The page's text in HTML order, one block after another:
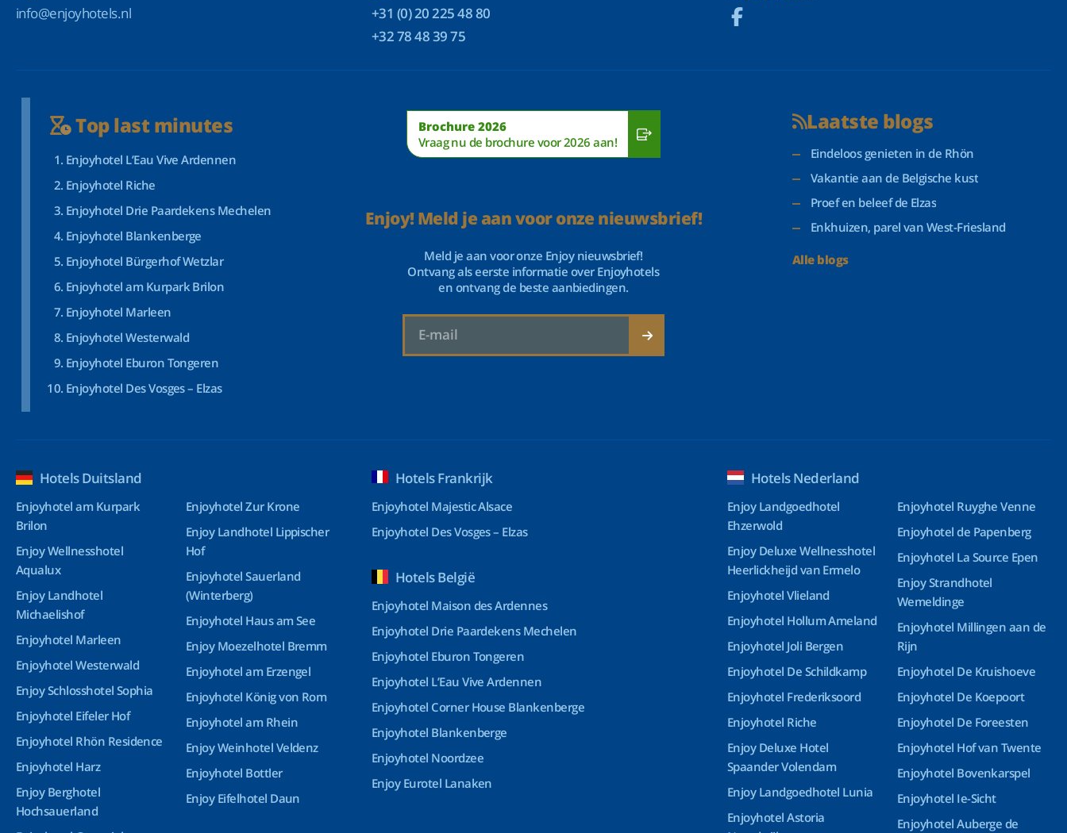
info@enjoyhotels.nl
+31 (0) 20 225 48 80
+32 78 48 39 75
Top last minutes
Enjoyhotel L’Eau Vive Ardennen
Enjoyhotel Riche
Enjoyhotel Drie Paardekens Mechelen
Enjoyhotel Blankenberge
Enjoyhotel Bürgerhof Wetzlar
Enjoyhotel am Kurpark Brilon
Enjoyhotel Marleen
Enjoyhotel Westerwald
Enjoyhotel Eburon Tongeren
Enjoyhotel Des Vosges – Elzas
Brochure 2026
Vraag nu de brochure voor 2026 aan!
Enjoy! Meld je aan voor onze nieuwsbrief!
Meld je aan voor onze Enjoy nieuwsbrief!
Ontvang als eerste informatie over Enjoyhotels
en ontvang de beste aanbiedingen.
Laatste blogs
Eindeloos genieten in de Rhön
Vakantie aan de Belgische kust
Proef en beleef de Elzas
Enkhuizen, parel van West-Friesland
Alle blogs
Hotels Duitsland
Enjoyhotel am Kurpark
Brilon
Enjoy Wellnesshotel
Aqualux
Enjoy Landhotel
Michaelishof
Enjoyhotel Marleen
Enjoyhotel Westerwald
Enjoy Schlosshotel Sophia
Enjoyhotel Eifeler Hof
Enjoyhotel Rhön Residence
Enjoyhotel Harz
Enjoy Berghotel
Hochsauerland
Enjoyhotel Zur Krone
Enjoy Landhotel Lippischer
Hof
Enjoyhotel Sauerland
(Winterberg)
Enjoyhotel Haus am See
Enjoy Moezelhotel Bremm
Enjoyhotel am Erzengel
Enjoyhotel König von Rom
Enjoyhotel am Rhein
Enjoy Weinhotel Veldenz
Enjoyhotel Bottler
Enjoy Eifelhotel Daun
Hotels Frankrijk
Enjoyhotel Majestic Alsace
Enjoyhotel Des Vosges – Elzas
Hotels België
Enjoyhotel Maison des Ardennes
Enjoyhotel Drie Paardekens Mechelen
Enjoyhotel Eburon Tongeren
Enjoyhotel L’Eau Vive Ardennen
Enjoyhotel Corner House Blankenberge
Enjoyhotel Blankenberge
Enjoyhotel Noordzee
Enjoy Eurotel Lanaken
Hotels Nederland
Enjoy Landgoedhotel
Ehzerwold
Enjoy Deluxe Wellnesshotel
Heerlickheijd van Ermelo
Enjoyhotel Vlieland
Enjoyhotel Hollum Ameland
Enjoyhotel Joli Bergen
Enjoyhotel De Schildkamp
Enjoyhotel Frederiksoord
Enjoyhotel Riche
Enjoy Deluxe Hotel
Spaander Volendam
Enjoy Landgoedhotel Lunia
Enjoyhotel Astoria
Enjoyhotel Ruyghe Venne
Enjoyhotel de Papenberg
Enjoyhotel La Source Epen
Enjoy Strandhotel
Wemeldinge
Enjoyhotel Millingen aan de
Rijn
Enjoyhotel De Kruishoeve
Enjoyhotel De Koepoort
Enjoyhotel De Foreesten
Enjoyhotel Hof van Twente
Enjoyhotel Bovenkarspel
Enjoyhotel Ie-Sicht
Enjoyhotel Auberge de